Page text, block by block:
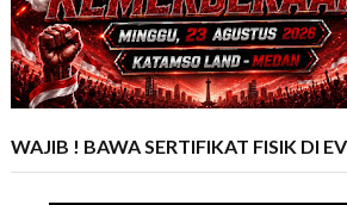
WAJIB ! BAWA SERTIFIKAT FISIK DI